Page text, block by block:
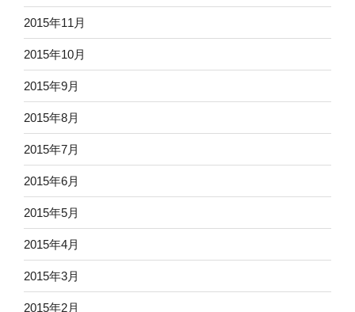
2015年11月
2015年10月
2015年9月
2015年8月
2015年7月
2015年6月
2015年5月
2015年4月
2015年3月
2015年2月